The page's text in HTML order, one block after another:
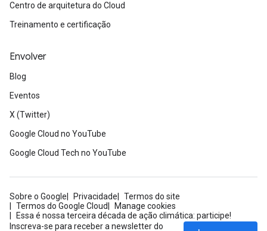
Centro de arquitetura do Cloud
Treinamento e certificação
Envolver
Blog
Eventos
X (Twitter)
Google Cloud no YouTube
Google Cloud Tech no YouTube
Sobre o Google Privacidade
Termos do site
Termos do Google Cloud
Manage cookies
Essa é nossa terceira década de ação climática: participe!
Inscreva-se para receber a newsletter do